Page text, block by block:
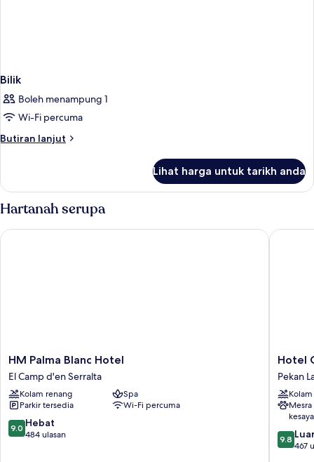
Bilik
Boleh menampung 1
Wi-Fi percuma
Butiran lanjut
Butiran
Lihat harga untuk tarikh anda
Hartanah serupa
HM
Palma
Blanc
Hotel
El
Camp
d'en
HM Palma Blanc Hotel
El Camp d'en Serralta
Kolam renang
Spa
Parkir tersedia
Wi-Fi percuma
9.0
daripada
9.0 Hebat
484 ulasan
HM Palma Blanc Hotel
Hotel
Cort
Pekan
Lama
Palma
Mallorca
Hotel
Pekan
9.8
9.8
467
Hotel